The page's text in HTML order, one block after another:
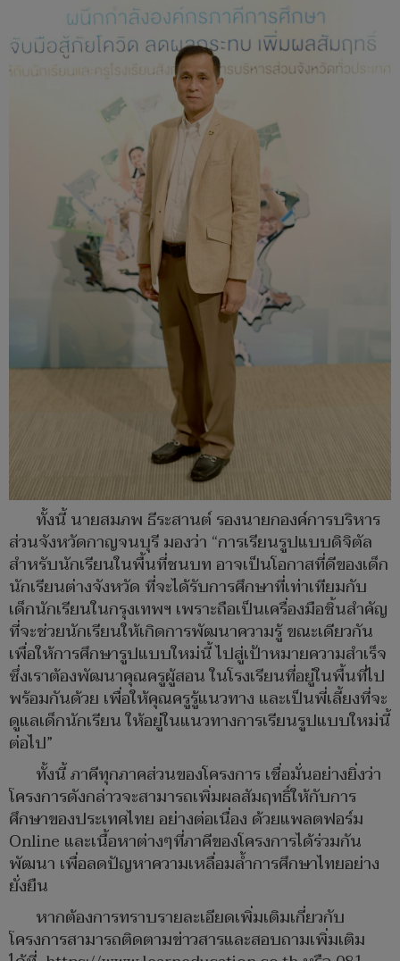
ทั้งนี้ นายสมภพ ธีระสานต์ รองนายกองค์การบริหาร
ส่วนจังหวัดกาญจนบุรี มองว่า “การเรียนรูปแบบดิจิตัล
สำหรับนักเรียนในพื้นที่ชนบท อาจเป็นโอกาสที่ดีของเด็ก
นักเรียนต่างจังหวัด ที่จะได้รับการศึกษาที่เท่าเทียมกับ
เด็กนักเรียนในกรุงเทพฯ เพราะถือเป็นเครื่องมือชิ้นสำคัญ
ที่จะช่วยนักเรียนให้เกิดการพัฒนาความรู้ ขณะเดียวกัน
เพื่อให้การศึกษารูปแบบใหม่นี้ ไปสู่เป้าหมายความสำเร็จ
ซึ่งเราต้องพัฒนาคุณครูผู้สอน ในโรงเรียนที่อยู่ในพื้นที่ไป
พร้อมกันด้วย เพื่อให้คุณครูรู้แนวทาง และเป็นพี่เลี้ยงที่จะ
ดูแลเด็กนักเรียน ให้อยู่ในแนวทางการเรียนรูปแบบใหม่นี้
ต่อไป”
ทั้งนี้ ภาคีทุกภาคส่วนของโครงการ เชื่อมั่นอย่างยิ่งว่า
โครงการดังกล่าวจะสามารถเพิ่มผลสัมฤทธิ์ให้กับการ
ศึกษาของประเทศไทย อย่างต่อเนื่อง ด้วยแพลตฟอร์ม
Online และเนื้อหาต่างๆที่ภาคีของโครงการได้ร่วมกัน
พัฒนา เพื่อลดปัญหาความเหลื่อมล้ำการศึกษาไทยอย่าง
ยั่งยืน
หากต้องการทราบรายละเอียดเพิ่มเติมเกี่ยวกับ
โครงการสามารถติดตามข่าวสารและสอบถามเพิ่มเติม